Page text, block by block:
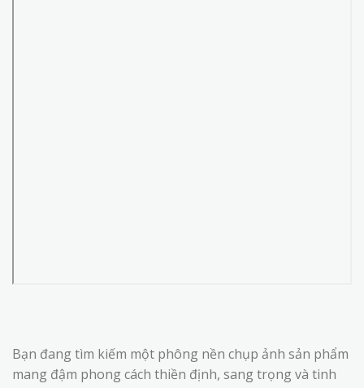
Bạn đang tìm kiếm một phông nền chụp ảnh sản phẩm
mang đậm phong cách thiền định, sang trọng và tinh